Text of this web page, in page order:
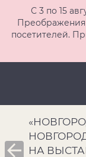
С 3 по 15
Преображения
посетителей.
НА